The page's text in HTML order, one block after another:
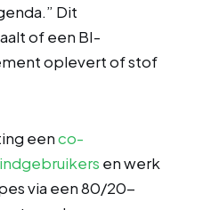
Dit
of een BI-
oplevert of stof
eenco-
en werk
via een 80/20-